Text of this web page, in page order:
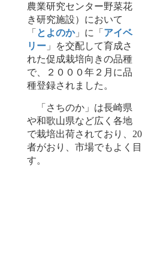
農業研究センター野菜花
き研究施設）において
「 とよのか」に「 アイベ
リー 」を交配して育成さ
れた促成栽培向きの品種
で、２０００年２月に品
種登録されました。
「さちのか」は長崎県
や和歌山県など広く各地
で栽培出荷されており、
者がおり、市場でもよく
す。